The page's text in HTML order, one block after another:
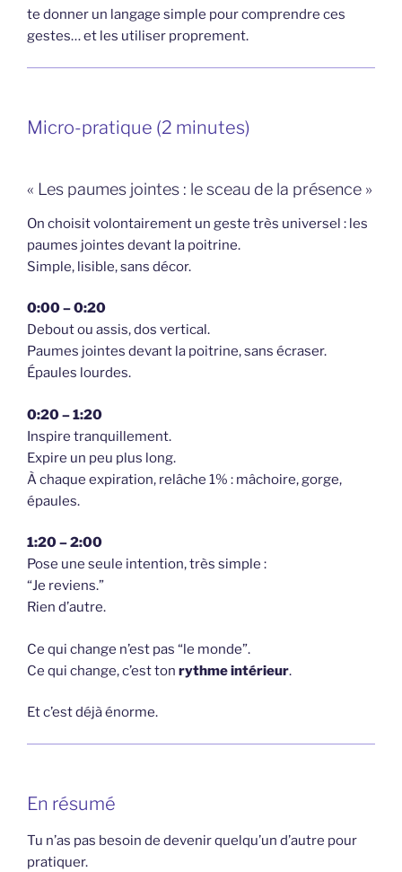
te donner un langage simple pour comprendre ces
gestes… et les utiliser proprement.
Micro-pratique (2 minutes)
« Les paumes jointes : le sceau de la présence »
On choisit volontairement un geste très universel : les
paumes jointes devant la poitrine.
Simple, lisible, sans décor.
0:00 – 0:20
Debout ou assis, dos vertical.
Paumes jointes devant la poitrine, sans écraser.
Épaules lourdes.
0:20 – 1:20
Inspire tranquillement.
Expire un peu plus long.
À chaque expiration, relâche 1% : mâchoire, gorge,
épaules.
1:20 – 2:00
Pose une seule intention, très simple :
“Je reviens.”
Rien d’autre.
Ce qui change n’est pas “le monde”.
Ce qui change, c’est ton rythme intérieur.
Et c’est déjà énorme.
En résumé
Tu n’as pas besoin de devenir quelqu’un d’autre pour
pratiquer.